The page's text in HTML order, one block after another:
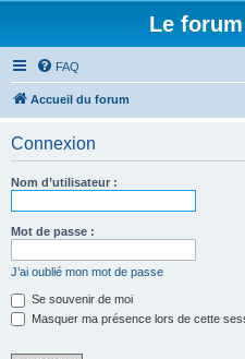
Le
FAQ
Accueil du forum
Connexion
Nom d’utilisateur :
Mot de passe :
J’ai oublié mon mot de passe
Se souvenir de moi
Masquer ma présence lors de cette